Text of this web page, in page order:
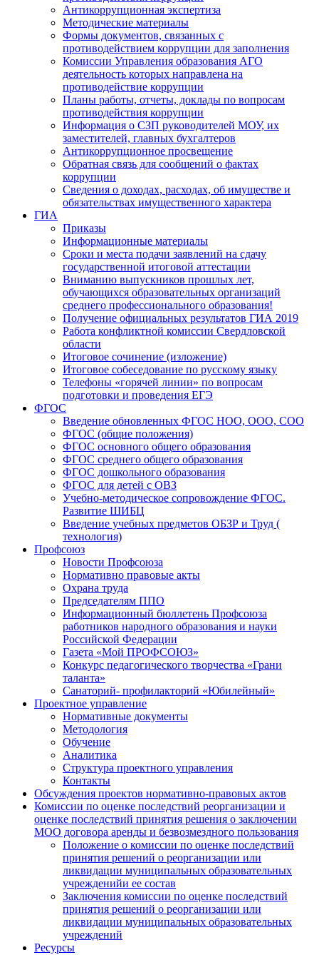
Антикоррупционная экспертиза
Методические материалы
Формы документов, связанных с
противодействием коррупции для заполнения
Комиссии Управления образования АГО
деятельность которых направлена на
противодействие коррупции
Планы работы, отчеты, доклады по вопросам
противодействия коррупции
Информация о СЗП руководителей МОУ, их
заместителей, главных бухгалтеров
Антикоррупционное просвещение
Обратная связь для сообщений о фактах
коррупции
Сведения о доходах, расходах, об имуществе и
обязательствах имущественного характера
ГИА
Приказы
Информационные материалы
Сроки и места подачи заявлений на сдачу
государственной итоговой аттестации
Вниманию выпускников прошлых лет,
обучающихся образовательных организаций
среднего профессионального образования!
Получение официальных результатов ГИА 2019
Работа конфликтной комиссии Свердловской
области
Итоговое сочинение (изложение)
Итоговое собеседование по русскому языку
Телефоны «горячей линии» по вопросам
подготовки и проведения ЕГЭ
ФГОС
Введение обновленных ФГОС НОО, ООО, СОО
ФГОС (общие положения)
ФГОС основного общего образования
ФГОС среднего общего образования
ФГОС дошкольного образования
ФГОС для детей с ОВЗ
Учебно-методическое сопровождение ФГОС.
Развитие ШИБЦ
Введение учебных предметов ОБЗР и Труд (
технология)
Профсоюз
Новости Профсоюза
Нормативно правовые акты
Охрана труда
Председателям ППО
Информационный бюллетень Профсоюза
работников народного образования и науки
Российской Федерации
Газета «Мой ПРОФСОЮЗ»
Конкурс педагогического творчества «Грани
таланта»
Санаторий- профилакторий «Юбилейный»
Проектное управление
Нормативные документы
Методология
Обучение
Аналитика
Структура проектного управления
Контакты
Обсуждения проектов нормативно-правовых актов
Комиссии по оценке последствий реорганизации и
оценке последствий принятия решения о заключении
МОО договора аренды и безвозмездного пользования
Положение о комиссии по оценке последствий
принятия решений о реорганизации или
ликвидации муниципальных образовательных
учрежденийи ее состав
Заключения комиссии по оценке последствий
принятия решений о реорганизации или
ликвидации муниципальных образовательных
учреждений
Ресурсы